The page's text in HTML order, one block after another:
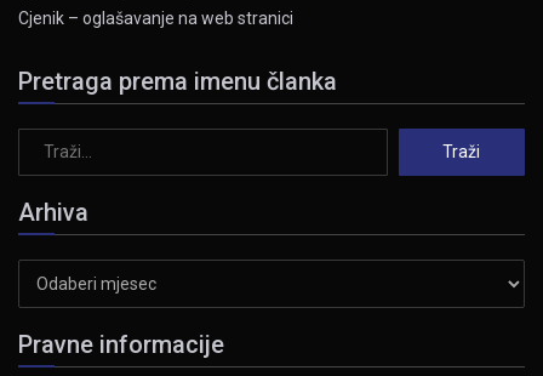
Cjenik – oglašavanje na web stranici
Pretraga prema imenu članka
Arhiva
Pravne informacije